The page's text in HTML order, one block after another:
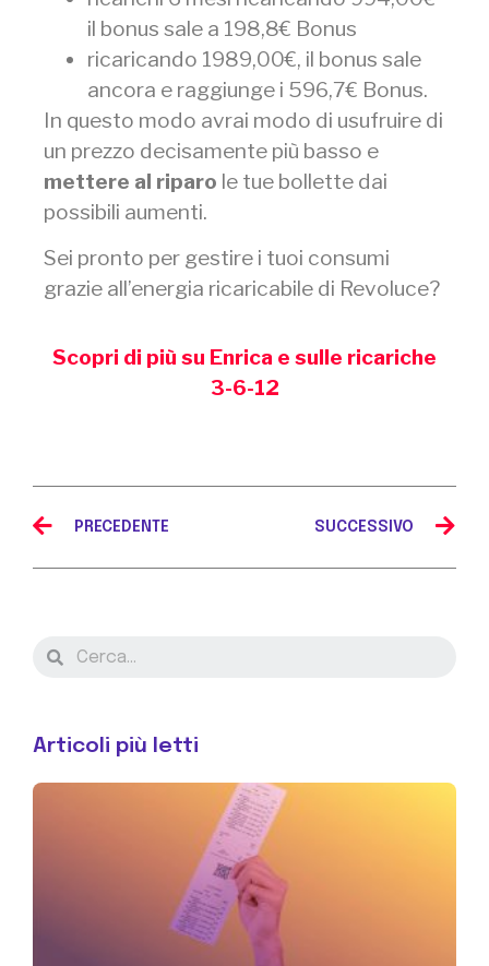
Articoli più letti
il bonus sale a 198,8€ Bonus
ricaricando 1989,00€, il bonus sale
ancora e raggiunge i 596,7€ Bonus.
In questo modo avrai modo di usufruire di
un prezzo decisamente più basso e
mettere al riparo le tue bollette dai
possibili aumenti.
Sei pronto per gestire i tuoi consumi
grazie all’energia ricaricabile di Revoluce?
Scopri di più su Enrica e sulle ricariche
3-6-12
PRECEDENTE SUCCESSIVO